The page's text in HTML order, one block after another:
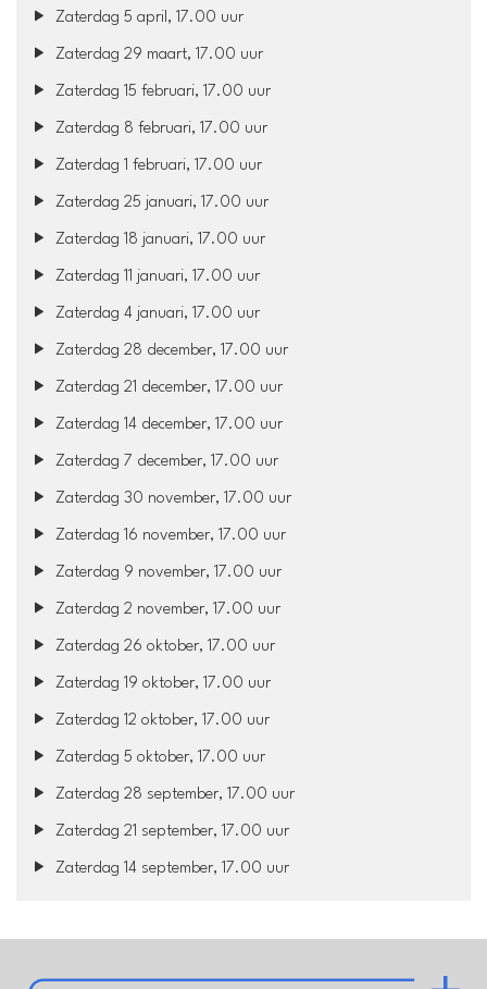
Zaterdag 5 april, 17.00 uur
Zaterdag 29 maart, 17.00 uur
Zaterdag 15 februari, 17.00 uur
Zaterdag 8 februari, 17.00 uur
Zaterdag 1 februari, 17.00 uur
Zaterdag 25 januari, 17.00 uur
Zaterdag 18 januari, 17.00 uur
Zaterdag 11 januari, 17.00 uur
Zaterdag 4 januari, 17.00 uur
Zaterdag 28 december, 17.00 uur
Zaterdag 21 december, 17.00 uur
Zaterdag 14 december, 17.00 uur
Zaterdag 7 december, 17.00 uur
Zaterdag 30 november, 17.00 uur
Zaterdag 16 november, 17.00 uur
Zaterdag 9 november, 17.00 uur
Zaterdag 2 november, 17.00 uur
Zaterdag 26 oktober, 17.00 uur
Zaterdag 19 oktober, 17.00 uur
Zaterdag 12 oktober, 17.00 uur
Zaterdag 5 oktober, 17.00 uur
Zaterdag 28 september, 17.00 uur
Zaterdag 21 september, 17.00 uur
Zaterdag 14 september, 17.00 uur